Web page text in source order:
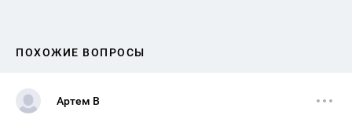
ПОХОЖИЕ ВОПРОСЫ
Артем В